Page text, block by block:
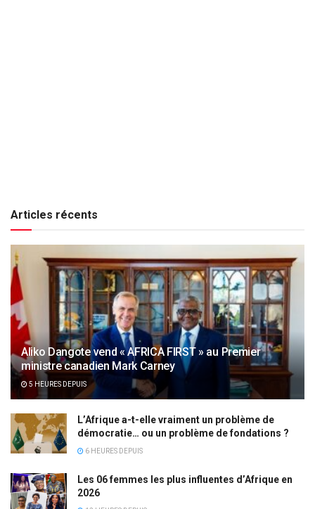
Articles récents
Aliko Dangote vend « AFRICA FIRST » au Premier
ministre canadien Mark Carney
5 HEURES DEPUIS
L’Afrique a-t-elle vraiment un problème de
démocratie… ou un problème de fondations ?
6 HEURES DEPUIS
Les 06 femmes les plus influentes d’Afrique en
2026